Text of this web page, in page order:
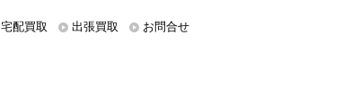
宅配買取 出張買取 お問合せ